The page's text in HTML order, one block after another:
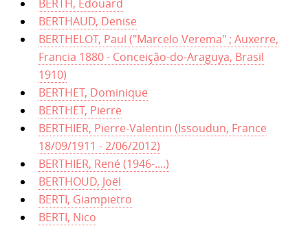
BERTH, Edouard
BERTHAUD, Denise
BERTHELOT, Paul ("Marcelo Verema" ; Auxerre,
Francia 1880 - Conceiçâo-do-Araguya, Brasil
1910)
BERTHET, Dominique
BERTHET, Pierre
BERTHIER, Pierre-Valentin (Issoudun, France
18/09/1911 - 2/06/2012)
BERTHIER, René (1946-....)
BERTHOUD, Joël
BERTI, Giampietro
BERTI, Nico